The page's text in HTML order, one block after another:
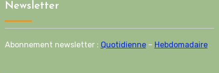
Newsletter
Abonnement newsletter : Quotidienne– Hebdomadaire